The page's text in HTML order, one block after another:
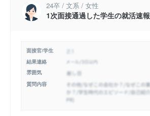
24卒 / 文系 / 女性
1次面接通過した学生の就活速報
面接官/学生
結果連絡
雰囲気
質問内容